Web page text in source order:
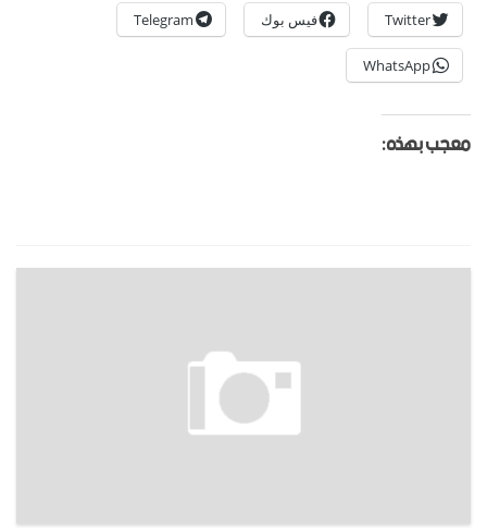
Twitter فيس بوك Telegram
WhatsApp
معجب بهذه: